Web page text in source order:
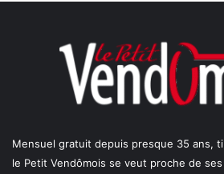
Mensuel gratuit depuis presque 35 ans,
le Petit Vendômois se veut proche de